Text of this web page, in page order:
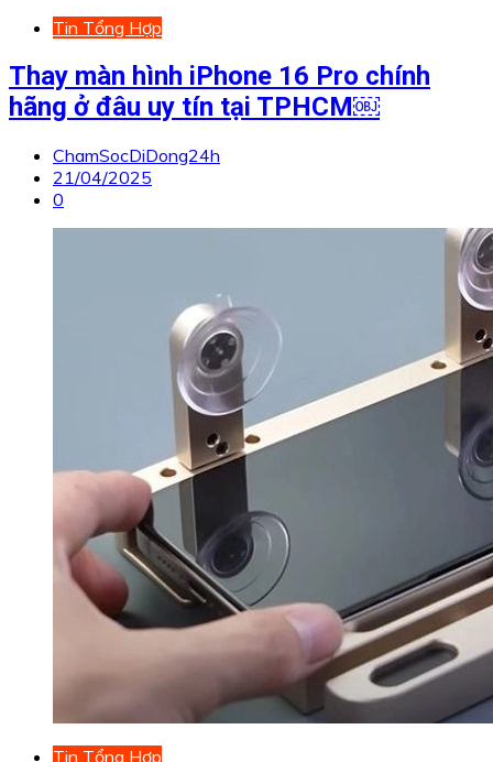
Tin Tổng Hợp
Thay màn hình iPhone 16 Pro chính
hãng ở đâu uy tín tại TPHCM￼
ChamSocDiDong24h
21/04/2025
0
Tin Tổng Hợp